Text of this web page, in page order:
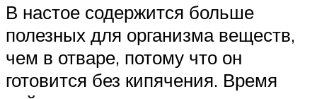
В настое содержится больше
полезных для организма веществ,
чем в отваре, потому что он
готовится без кипячения. Время